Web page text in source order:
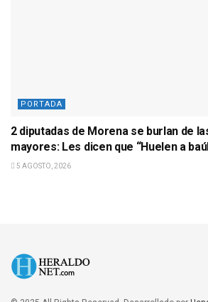
PORTADA
2 diputadas de Morena se burlan de
mayores: Les dicen que “Huelen a
5 AGOSTO, 2026